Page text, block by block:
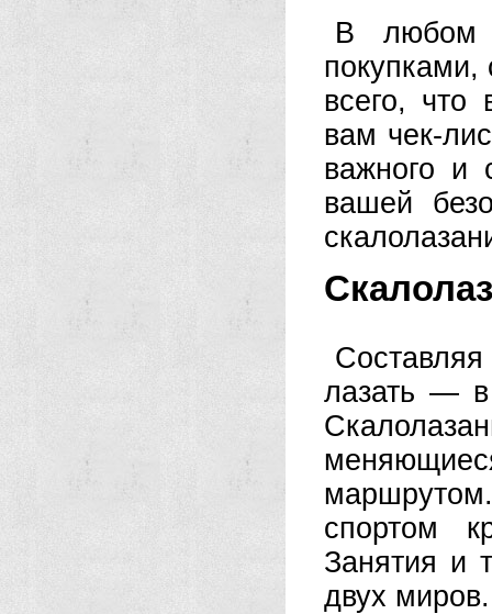
В любом
покупками,
всего, что
вам чек-
важного и
вашей
лазать —
спортом
Занятия и
двух миров.